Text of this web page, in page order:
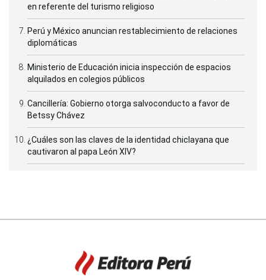
en referente del turismo religioso
Perú y México anuncian restablecimiento de relaciones
diplomáticas
Ministerio de Educación inicia inspección de espacios
alquilados en colegios públicos
Cancillería: Gobierno otorga salvoconducto a favor de
Betssy Chávez
¿Cuáles son las claves de la identidad chiclayana que
cautivaron al papa León XIV?